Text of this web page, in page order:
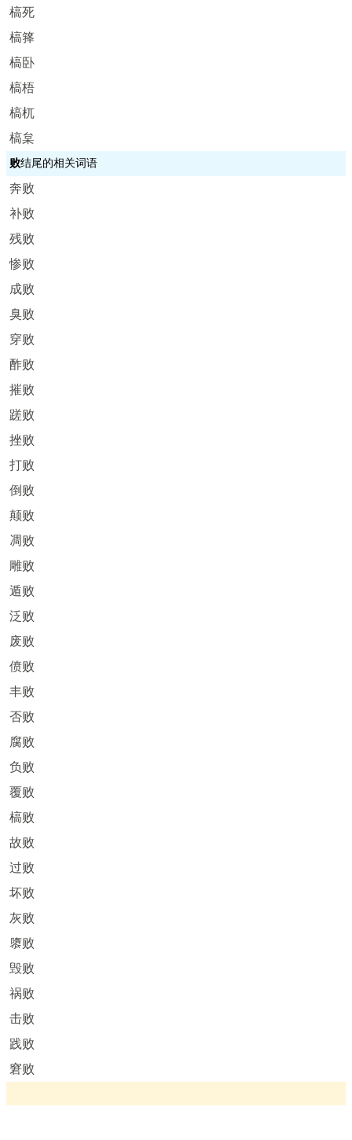
槁死
槁箨
槁卧
槁梧
槁杌
槁枲
败结尾的相关词语
奔败
补败
残败
惨败
成败
臭败
穿败
酢败
摧败
蹉败
挫败
打败
倒败
颠败
凋败
雕败
遁败
泛败
废败
偾败
丰败
否败
腐败
负败
覆败
槁败
故败
过败
坏败
灰败
隳败
毁败
祸败
击败
践败
窘败